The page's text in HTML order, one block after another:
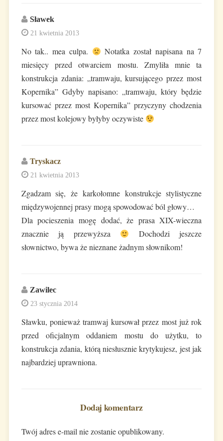
Sławek
21 kwietnia 2013
No tak.. mea culpa.
Notatka został napisana na 7
miesięcy przed otwarciem mostu. Zmyliła mnie ta
konstrukcja zdania: „tramwaju, kursującego przez most
Kopernika” Gdyby napisano: „tramwaju, który będzie
kursować przez most Kopernika” przyczyny chodzenia
przez most kolejowy byłyby oczywiste
Tryskacz
21 kwietnia 2013
Zgadzam się, że karkołomne konstrukcje stylistyczne
międzywojennej prasy mogą spowodować ból głowy…
Dla pocieszenia mogę dodać, że prasa XIX-wieczna
znacznie ją przewyższa
Dochodzi jeszcze
słownictwo, bywa że nieznane żadnym słownikom!
Zawilec
23 stycznia 2014
Sławku, ponieważ tramwaj kursował przez most już rok
przed oficjalnym oddaniem mostu do użytku, to
konstrukcja zdania, którą niesłusznie krytykujesz, jest jak
najbardziej uprawniona.
Dodaj komentarz
Twój adres e-mail nie zostanie opublikowany.